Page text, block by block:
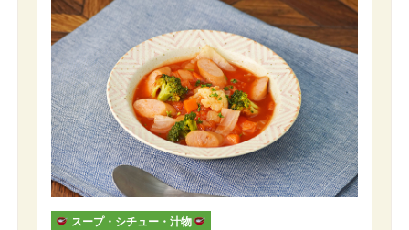
スープ・シチュー・汁物